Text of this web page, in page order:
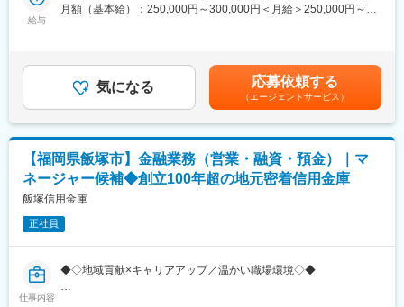
んくうタウン駅、八尾南駅、千里中央駅(北大阪急行)、古川橋駅、
駅、星の駅、岡本駅(兵庫県)、滝の茶屋駅、湊川公園駅、山陽天満
駅、旧居留地・大丸前駅、三木駅(神戸電鉄線)、本竜野駅、仁川
駅、伊保駅、加太駅(和歌山県)、学園都市駅、春日野道駅(阪神
線)、西代駅、箕谷駅、夢前川駅、中山寺駅、大久保駅(兵庫県)、
学研奈良登美ケ丘駅、近江八幡駅、草津駅(滋賀県)、石山駅、近江
神宮前駅、南彦根駅、中松江駅、和歌山駅、紀ノ川駅、ししぶ
駅、遠賀野駅、花畑駅、宇美駅、行橋駅、赤間駅、西鉄柳川駅、
筑前前原駅、蒲池駅(福岡県)、飯塚駅、大保駅、笹原駅、瀬高駅、
春日原駅、羽犬塚駅、上伊田駅、筑豊中間駅、大牟田駅、甘木駅
(西鉄線)、中津駅(大分県)、南大分駅、佐世保駅、諫早駅、幸駅、
光の森駅、八代駅、鳥栖駅、武雄温泉駅、宮崎駅、西都城駅、上
塩屋駅、枕崎駅、国分駅(鹿児島県)、香椎駅、今宿駅、次郎丸駅、
茶山駅(福岡県)、赤嶺駅、てだこ浦西駅、首里駅、名古屋駅、近鉄
【内勤職】窓口や後方事務として、入出金・振込・各種手続き・
電話応対・ATM案内などを通じ、店舗の信頼と安心感を支える役
地域やお客様への貢献意欲を持った職員が多く、相談しやすく支
え合える温かい雰囲気があります。全体で約200名という規模感
のため、顔の見える関係性のなかで協力しながら業務に取り組む
文化が根づいています。中途入社の方も早期に馴染みやすく、そ
れぞれの強みを活かしながら成長していける職場です。
■ポジションの特徴：
地域に根ざした営業活動を通じて、お客様の課題やニーズに応じ
た金融サービス（融資・預金・資産運用等）を提供し、信頼関係
給与
月額（基本給）：250,000円～300,000円＜月給＞250,000円～
（主任）・580万円（32歳-10年目）（係長）・700万円（36
歳-14年目）（代理）賃金はあくまでも目安の金額であり、選考を
通じて上下する可能性があります。月給(月額)は固定手当を含めた
表記です。
気になる 応募依頼する
（エージェントサービス）
【福岡県飯塚市】金融業務（営業・融資・預金）｜マ
ネージャー候補◆創立100年超の地元密着信用金庫
飯塚信用金庫
正社員
仕事内容
◆◇地域貢献×キャリアアップ／温かい職場環境◇◆